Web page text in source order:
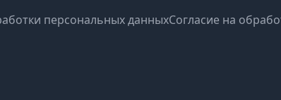
персональных данныхСогласие на